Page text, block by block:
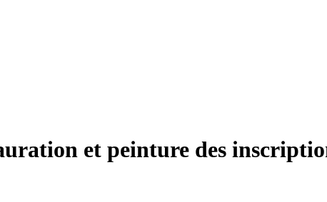
et peinture des